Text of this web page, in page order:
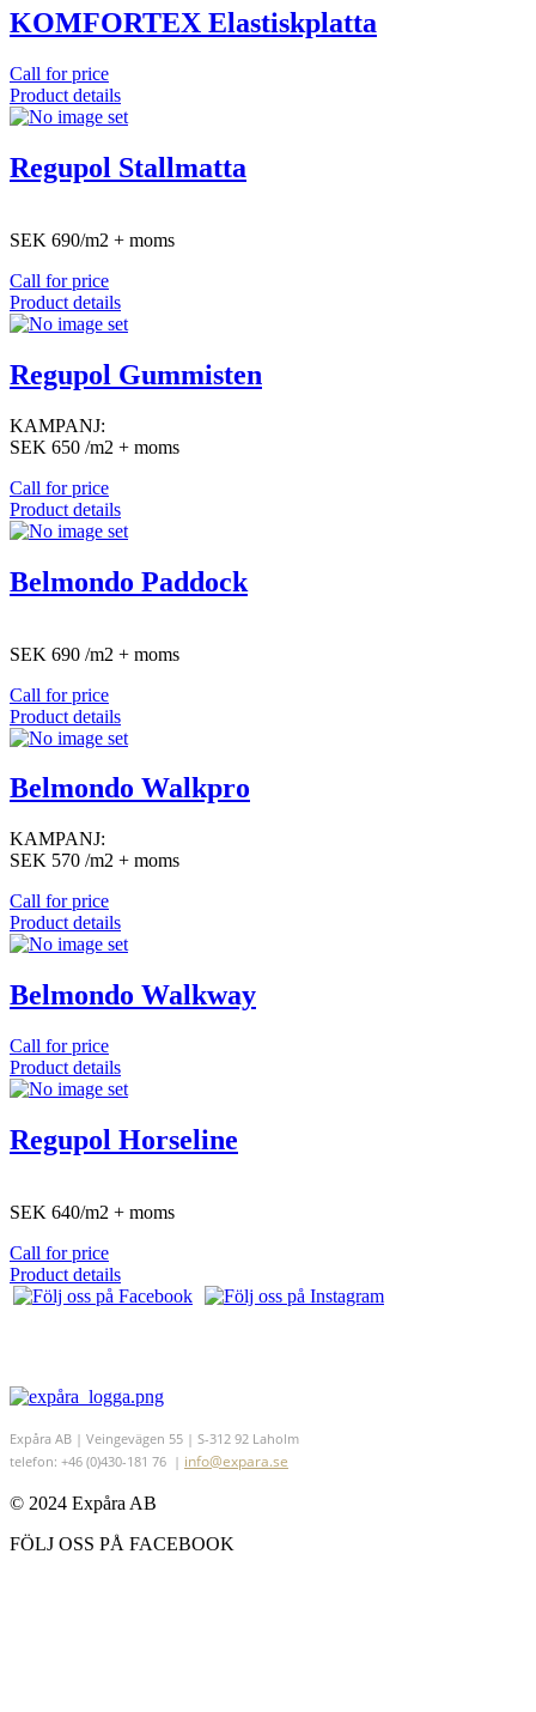
KOMFORTEX Elastiskplatta
Call for price
Product details
Regupol Stallmatta
SEK 690/m2 + moms
Call for price
Product details
Regupol Gummisten
KAMPANJ:
SEK 650 /m2 + moms
Call for price
Product details
Belmondo Paddock
SEK 690 /m2 + moms
Call for price
Product details
Belmondo Walkpro
KAMPANJ:
SEK 570 /m2 + moms
Call for price
Product details
Belmondo Walkway
Call for price
Product details
Regupol Horseline
SEK 640/m2 + moms
Call for price
Product details
Expåra AB | Veingevägen 55 | S-312 92 Laholm
telefon: +46 (0)430-181 76 | info@expara.se
© 2024 Expåra AB
FÖLJ OSS PÅ FACEBOOK